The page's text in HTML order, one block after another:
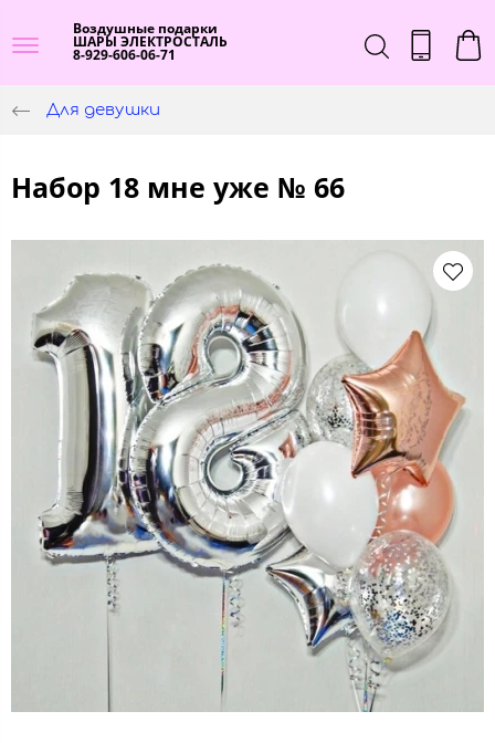
Воздушные подарки
ШАРЫ ЭЛЕКТРОСТАЛЬ
8-929-606-06-71
Для девушки
Набор 18 мне уже № 66